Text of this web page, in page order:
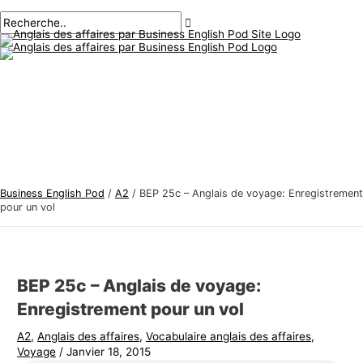
au
contenu
principal
Business English Pod / A2 / BEP 25c – Anglais de voyage: Enregistrement
pour un vol
BEP 25c – Anglais de voyage:
Enregistrement pour un vol
A2,Anglais des affaires,Vocabulaire anglais des affaires,
Voyage /Janvier 18, 2015
des
articles
ici..
mail*
S
u
j
n
i
s
d
e
R
e
c
r